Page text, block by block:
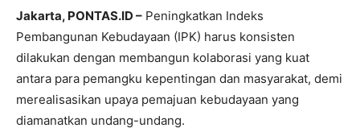
Jakarta, PONTAS.ID – Peningkatkan Indeks
Pembangunan Kebudayaan (IPK) harus konsisten
dilakukan dengan membangun kolaborasi yang kuat
antara para pemangku kepentingan dan masyarakat, demi
merealisasikan upaya pemajuan kebudayaan yang
diamanatkan undang-undang.